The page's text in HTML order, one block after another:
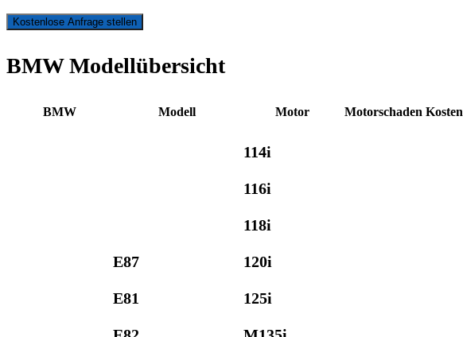
Kostenlose Anfrage stellen
BMW Modellübersicht
BMW Modell Motor Motorschaden Kosten
E87
E81
114i
116i
118i
120i
125i